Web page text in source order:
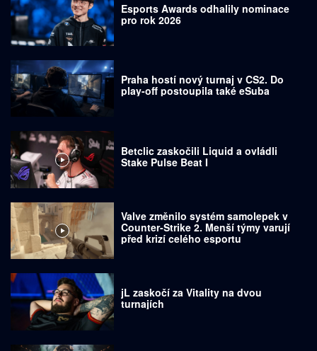
Esports Awards odhalily nominace
pro rok 2026
Praha hostí nový turnaj v CS2. Do
play-off postoupila také eSuba
Betclic zaskočili Liquid a ovládli
Stake Pulse Beat I
Valve změnilo systém samolepek v
Counter-Strike 2. Menší týmy varují
před krizí celého esportu
jL zaskočí za Vitality na dvou
turnajích